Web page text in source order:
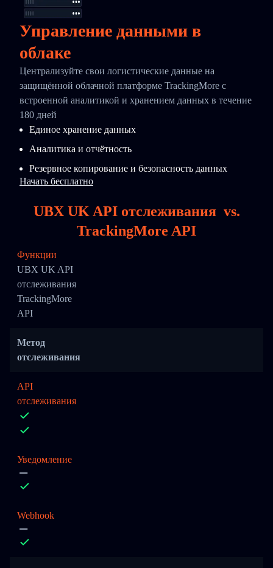
Управление данными в
облаке
Централизуйте свои логистические данные на
защищённой облачной платформе TrackingMore с
встроенной аналитикой и хранением данных в течение
180 дней
Единое хранение данных
Аналитика и отчётность
Резервное копирование и безопасность данных
Начать бесплатно
UBX UK API отслеживания vs.
TrackingMore API
Функции
UBX UK API
отслеживания
TrackingMore
API
Метод
отслеживания
API
отслеживания
Уведомление
Webhook